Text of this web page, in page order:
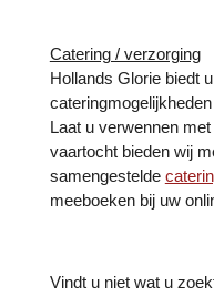
Catering / verzorging
Hollands Glorie biedt
Laat u verwennen
vaartocht bieden wij
samengestelde
meeboeken bij uw
Vindt u niet wat u